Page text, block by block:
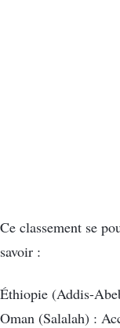
Ce classement se
savoir :
Éthiopie (Addis-
Oman (Salalah) :